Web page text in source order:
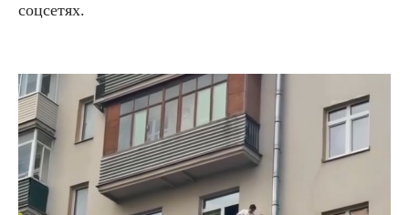
соцсетях.